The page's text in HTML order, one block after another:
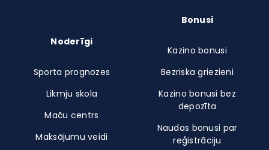
Noderīgi
Sporta prognozes
Likmju skola
Maču centrs
Maksājumu veidi
Bonusi
Kazino bonusi
Bezriska griezieni
Kazino bonusi bez
depozīta
Naudas bonusi par
reģistrāciju